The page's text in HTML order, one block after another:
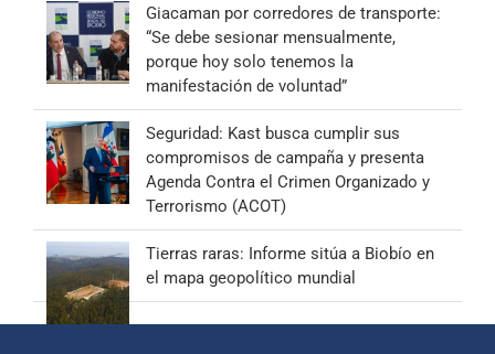
Giacaman por corredores de transporte:
“Se debe sesionar mensualmente,
porque hoy solo tenemos la
manifestación de voluntad”
Seguridad: Kast busca cumplir sus
compromisos de campaña y presenta
Agenda Contra el Crimen Organizado y
Terrorismo (ACOT)
Tierras raras: Informe sitúa a Biobío en
el mapa geopolítico mundial